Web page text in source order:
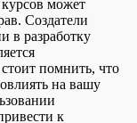
может
Создатели
в разработку
помнить, что
на вашу
к